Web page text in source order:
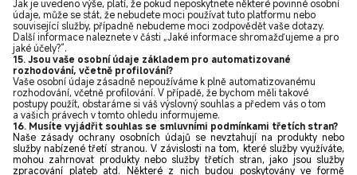
Jak je uvedeno výše, platí, že pokud neposkytnete některé povinné osobní
údaje, může se stát, že nebudete moci používat tuto platformu nebo
související služby, případně nebudeme moci zodpovědět vaše dotazy.
Další informace naleznete v části „Jaké informace shromažďujeme a pro
jaké účely?“.
15. Jsou vaše osobní údaje základem pro automatizované
rozhodování, včetně profilování?
Vaše osobní údaje zásadně nepoužíváme k plně automatizovanému
rozhodování, včetně profilování. V případě, že bychom měli takové
postupy použít, obstaráme si váš výslovný souhlas a předem vás o tom
a vašich právech v tomto ohledu informujeme.
16. Musíte vyjádřit souhlas se smluvními podmínkami třetích stran?
Naše zásady ochrany osobních údajů se nevztahují na produkty nebo
služby nabízené třetí stranou. V závislosti na tom, které služby využíváte,
mohou zahrnovat produkty nebo služby třetích stran, jako jsou služby
zpracování plateb atd. Některé z nich budou poskytovány ve formě